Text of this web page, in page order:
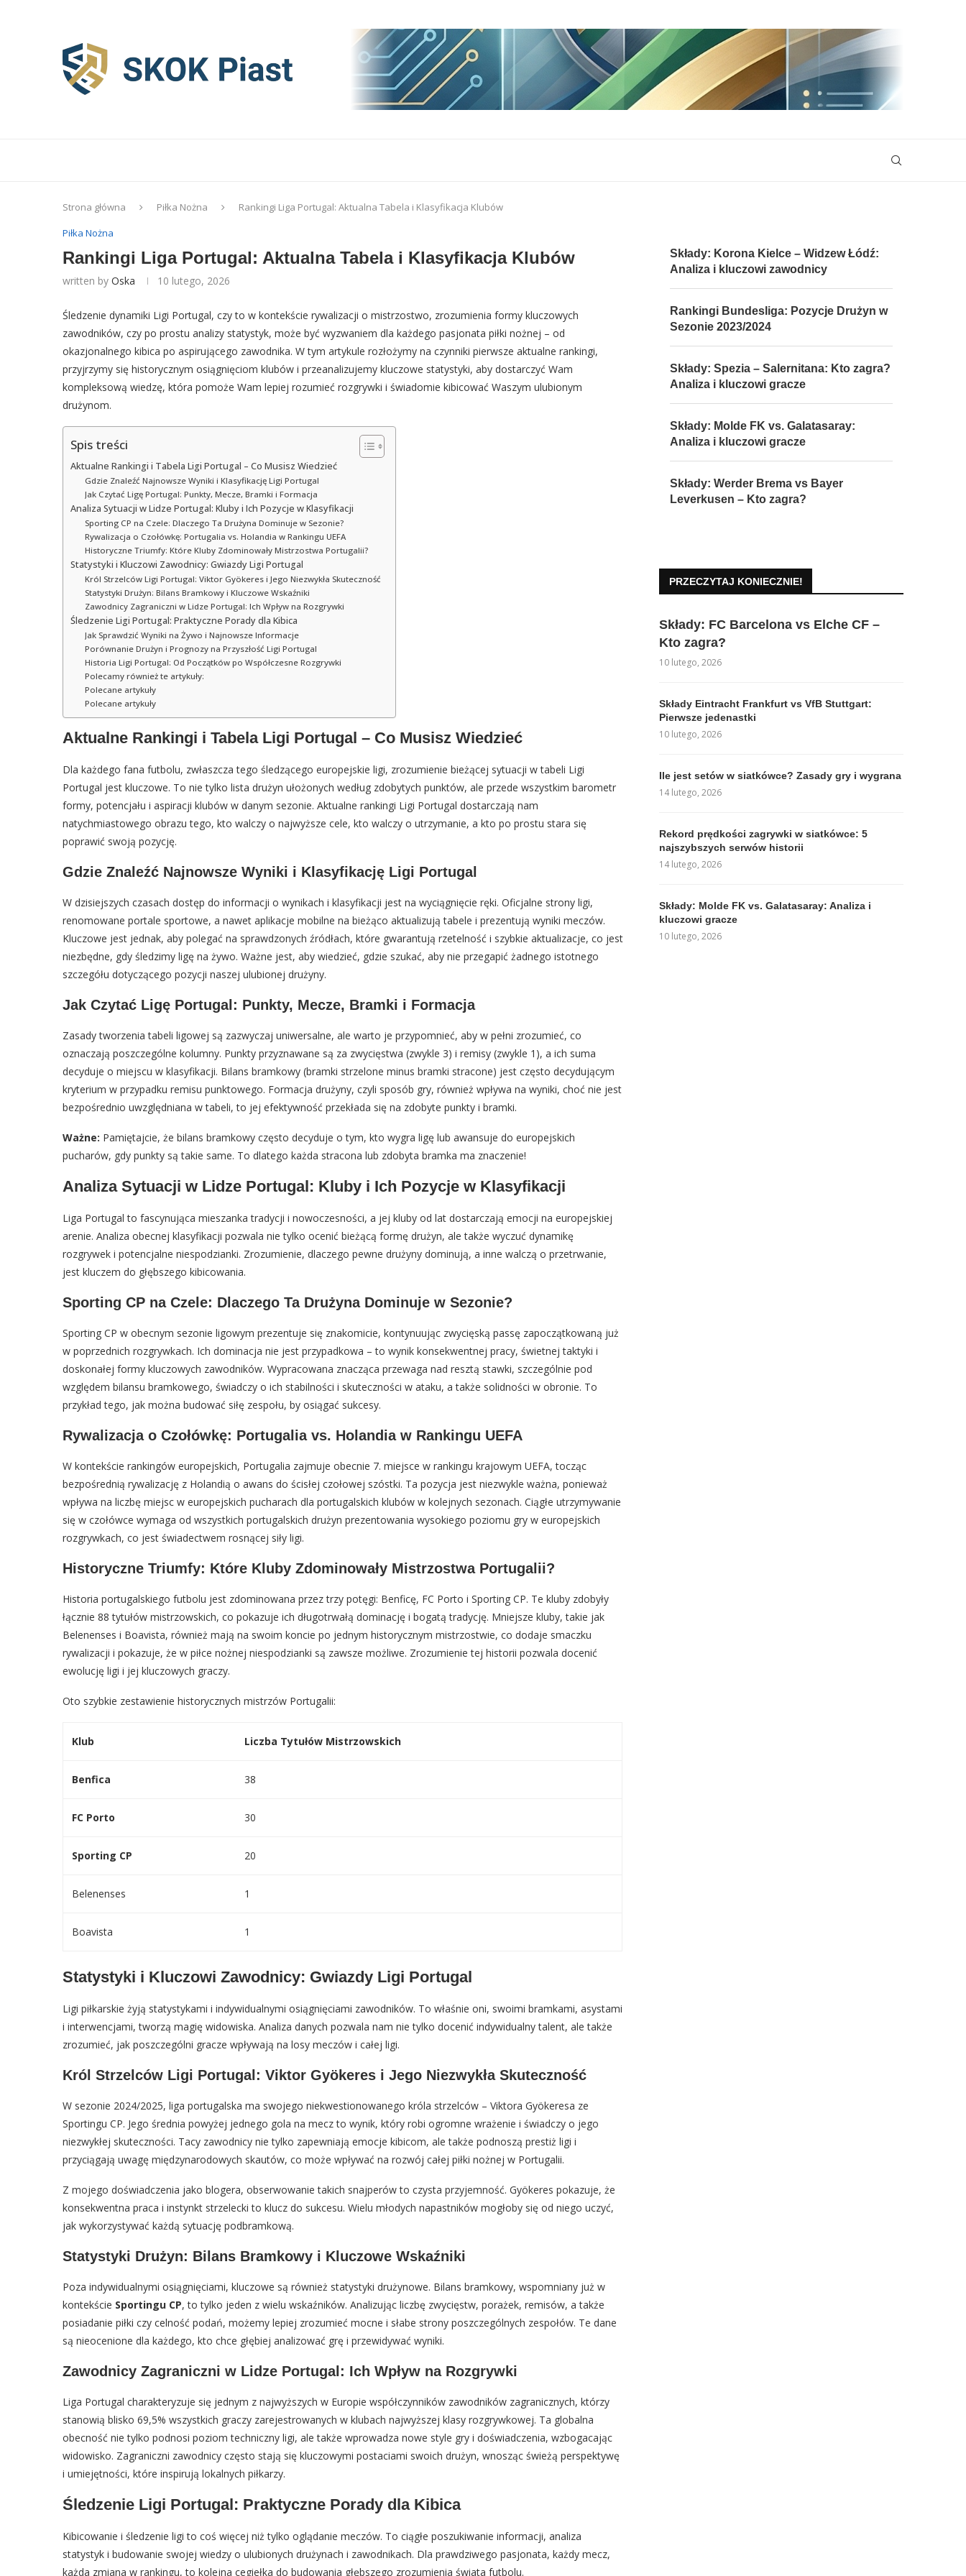
Strona główna Piłka Nożna
Rankingi Liga Portugal: Aktualna Tabela i Klasyfikacja Klubów
Piłka Nożna
Rankingi Liga Portugal: Aktualna Tabela i Klasyfikacja Klubów
written by Oska 10 lutego, 2026
Śledzenie dynamiki Ligi Portugal, czy to w kontekście rywalizacji o mistrzostwo, zrozumienia formy kluczowych
zawodników, czy po prostu analizy statystyk, może być wyzwaniem dla każdego pasjonata piłki nożnej – od
okazjonalnego kibica po aspirującego zawodnika. W tym artykule rozłożymy na czynniki pierwsze aktualne rankingi,
przyjrzymy się historycznym osiągnięciom klubów i przeanalizujemy kluczowe statystyki, aby dostarczyć Wam
kompleksową wiedzę, która pomoże Wam lepiej rozumieć rozgrywki i świadomie kibicować Waszym ulubionym
drużynom.
Spis treści
Aktualne Rankingi i Tabela Ligi Portugal – Co Musisz Wiedzieć
Gdzie Znaleźć Najnowsze Wyniki i Klasyfikację Ligi Portugal
Jak Czytać Ligę Portugal: Punkty, Mecze, Bramki i Formacja
Analiza Sytuacji w Lidze Portugal: Kluby i Ich Pozycje w Klasyfikacji
Sporting CP na Czele: Dlaczego Ta Drużyna Dominuje w Sezonie?
Rywalizacja o Czołówkę: Portugalia vs. Holandia w Rankingu UEFA
Historyczne Triumfy: Które Kluby Zdominowały Mistrzostwa Portugalii?
Statystyki i Kluczowi Zawodnicy: Gwiazdy Ligi Portugal
Król Strzelców Ligi Portugal: Viktor Gyökeres i Jego Niezwykła Skuteczność
Statystyki Drużyn: Bilans Bramkowy i Kluczowe Wskaźniki
Zawodnicy Zagraniczni w Lidze Portugal: Ich Wpływ na Rozgrywki
Śledzenie Ligi Portugal: Praktyczne Porady dla Kibica
Jak Sprawdzić Wyniki na Żywo i Najnowsze Informacje
Porównanie Drużyn i Prognozy na Przyszłość Ligi Portugal
Historia Ligi Portugal: Od Początków po Współczesne Rozgrywki
Polecamy również te artykuły:
Polecane artykuły
Polecane artykuły
Aktualne Rankingi i Tabela Ligi Portugal – Co Musisz Wiedzieć
Dla każdego fana futbolu, zwłaszcza tego śledzącego europejskie ligi, zrozumienie bieżącej sytuacji w tabeli Ligi
Portugal jest kluczowe. To nie tylko lista drużyn ułożonych według zdobytych punktów, ale przede wszystkim barometr
formy, potencjału i aspiracji klubów w danym sezonie. Aktualne rankingi Ligi Portugal dostarczają nam
natychmiastowego obrazu tego, kto walczy o najwyższe cele, kto walczy o utrzymanie, a kto po prostu stara się
poprawić swoją pozycję.
Gdzie Znaleźć Najnowsze Wyniki i Klasyfikację Ligi Portugal
W dzisiejszych czasach dostęp do informacji o wynikach i klasyfikacji jest na wyciągnięcie ręki. Oficjalne strony ligi,
renomowane portale sportowe, a nawet aplikacje mobilne na bieżąco aktualizują tabele i prezentują wyniki meczów.
Kluczowe jest jednak, aby polegać na sprawdzonych źródłach, które gwarantują rzetelność i szybkie aktualizacje, co jest
niezbędne, gdy śledzimy ligę na żywo. Ważne jest, aby wiedzieć, gdzie szukać, aby nie przegapić żadnego istotnego
szczegółu dotyczącego pozycji naszej ulubionej drużyny.
Jak Czytać Ligę Portugal: Punkty, Mecze, Bramki i Formacja
Zasady tworzenia tabeli ligowej są zazwyczaj uniwersalne, ale warto je przypomnieć, aby w pełni zrozumieć, co
oznaczają poszczególne kolumny. Punkty przyznawane są za zwycięstwa (zwykle 3) i remisy (zwykle 1), a ich suma
decyduje o miejscu w klasyfikacji. Bilans bramkowy (bramki strzelone minus bramki stracone) jest często decydującym
kryterium w przypadku remisu punktowego. Formacja drużyny, czyli sposób gry, również wpływa na wyniki, choć nie jest
bezpośrednio uwzględniana w tabeli, to jej efektywność przekłada się na zdobyte punkty i bramki.
Ważne: Pamiętajcie, że bilans bramkowy często decyduje o tym, kto wygra ligę lub awansuje do europejskich
pucharów, gdy punkty są takie same. To dlatego każda stracona lub zdobyta bramka ma znaczenie!
Analiza Sytuacji w Lidze Portugal: Kluby i Ich Pozycje w Klasyfikacji
Liga Portugal to fascynująca mieszanka tradycji i nowoczesności, a jej kluby od lat dostarczają emocji na europejskiej
arenie. Analiza obecnej klasyfikacji pozwala nie tylko ocenić bieżącą formę drużyn, ale także wyczuć dynamikę
rozgrywek i potencjalne niespodzianki. Zrozumienie, dlaczego pewne drużyny dominują, a inne walczą o przetrwanie,
jest kluczem do głębszego kibicowania.
Sporting CP na Czele: Dlaczego Ta Drużyna Dominuje w Sezonie?
Sporting CP w obecnym sezonie ligowym prezentuje się znakomicie, kontynuując zwycięską passę zapoczątkowaną już
w poprzednich rozgrywkach. Ich dominacja nie jest przypadkowa – to wynik konsekwentnej pracy, świetnej taktyki i
doskonałej formy kluczowych zawodników. Wypracowana znacząca przewaga nad resztą stawki, szczególnie pod
względem bilansu bramkowego, świadczy o ich stabilności i skuteczności w ataku, a także solidności w obronie. To
przykład tego, jak można budować siłę zespołu, by osiągać sukcesy.
Rywalizacja o Czołówkę: Portugalia vs. Holandia w Rankingu UEFA
W kontekście rankingów europejskich, Portugalia zajmuje obecnie 7. miejsce w rankingu krajowym UEFA, tocząc
bezpośrednią rywalizację z Holandią o awans do ścisłej czołowej szóstki. Ta pozycja jest niezwykle ważna, ponieważ
wpływa na liczbę miejsc w europejskich pucharach dla portugalskich klubów w kolejnych sezonach. Ciągłe utrzymywanie
się w czołówce wymaga od wszystkich portugalskich drużyn prezentowania wysokiego poziomu gry w europejskich
rozgrywkach, co jest świadectwem rosnącej siły ligi.
Historyczne Triumfy: Które Kluby Zdominowały Mistrzostwa Portugalii?
Historia portugalskiego futbolu jest zdominowana przez trzy potęgi: Benficę, FC Porto i Sporting CP. Te kluby zdobyły
łącznie 88 tytułów mistrzowskich, co pokazuje ich długotrwałą dominację i bogatą tradycję. Mniejsze kluby, takie jak
Belenenses i Boavista, również mają na swoim koncie po jednym historycznym mistrzostwie, co dodaje smaczku
rywalizacji i pokazuje, że w piłce nożnej niespodzianki są zawsze możliwe. Zrozumienie tej historii pozwala docenić
ewolucję ligi i jej kluczowych graczy.
Oto szybkie zestawienie historycznych mistrzów Portugalii:
Klub Liczba Tytułów Mistrzowskich
Benfica 38
FC Porto 30
Sporting CP 20
Belenenses 1
Boavista 1
Statystyki i Kluczowi Zawodnicy: Gwiazdy Ligi Portugal
Ligi piłkarskie żyją statystykami i indywidualnymi osiągnięciami zawodników. To właśnie oni, swoimi bramkami, asystami
i interwencjami, tworzą magię widowiska. Analiza danych pozwala nam nie tylko docenić indywidualny talent, ale także
zrozumieć, jak poszczególni gracze wpływają na losy meczów i całej ligi.
Król Strzelców Ligi Portugal: Viktor Gyökeres i Jego Niezwykła Skuteczność
W sezonie 2024/2025, liga portugalska ma swojego niekwestionowanego króla strzelców – Viktora Gyökeresa ze
Sportingu CP. Jego średnia powyżej jednego gola na mecz to wynik, który robi ogromne wrażenie i świadczy o jego
niezwykłej skuteczności. Tacy zawodnicy nie tylko zapewniają emocje kibicom, ale także podnoszą prestiż ligi i
przyciągają uwagę międzynarodowych skautów, co może wpływać na rozwój całej piłki nożnej w Portugalii.
Z mojego doświadczenia jako blogera, obserwowanie takich snajperów to czysta przyjemność. Gyökeres pokazuje, że
konsekwentna praca i instynkt strzelecki to klucz do sukcesu. Wielu młodych napastników mogłoby się od niego uczyć,
jak wykorzystywać każdą sytuację podbramkową.
Statystyki Drużyn: Bilans Bramkowy i Kluczowe Wskaźniki
Poza indywidualnymi osiągnięciami, kluczowe są również statystyki drużynowe. Bilans bramkowy, wspomniany już w
kontekście Sportingu CP, to tylko jeden z wielu wskaźników. Analizując liczbę zwycięstw, porażek, remisów, a także
posiadanie piłki czy celność podań, możemy lepiej zrozumieć mocne i słabe strony poszczególnych zespołów. Te dane
są nieocenione dla każdego, kto chce głębiej analizować grę i przewidywać wyniki.
Zawodnicy Zagraniczni w Lidze Portugal: Ich Wpływ na Rozgrywki
Liga Portugal charakteryzuje się jednym z najwyższych w Europie współczynników zawodników zagranicznych, którzy
stanowią blisko 69,5% wszystkich graczy zarejestrowanych w klubach najwyższej klasy rozgrywkowej. Ta globalna
obecność nie tylko podnosi poziom techniczny ligi, ale także wprowadza nowe style gry i doświadczenia, wzbogacając
widowisko. Zagraniczni zawodnicy często stają się kluczowymi postaciami swoich drużyn, wnosząc świeżą perspektywę
i umiejętności, które inspirują lokalnych piłkarzy.
Śledzenie Ligi Portugal: Praktyczne Porady dla Kibica
Kibicowanie i śledzenie ligi to coś więcej niż tylko oglądanie meczów. To ciągłe poszukiwanie informacji, analiza
statystyk i budowanie swojej wiedzy o ulubionych drużynach i zawodnikach. Dla prawdziwego pasjonata, każdy mecz,
każda zmiana w rankingu, to kolejna cegiełka do budowania głębszego zrozumienia świata futbolu.
Składy: Korona Kielce – Widzew Łódź:
Analiza i kluczowi zawodnicy
Rankingi Bundesliga: Pozycje Drużyn w
Sezonie 2023/2024
Składy: Spezia – Salernitana: Kto zagra?
Analiza i kluczowi gracze
Składy: Molde FK vs. Galatasaray:
Analiza i kluczowi gracze
Składy: Werder Brema vs Bayer
Leverkusen – Kto zagra?
PRZECZYTAJ KONIECZNIE!
Składy: FC Barcelona vs Elche CF –
Kto zagra?
10 lutego, 2026
Składy Eintracht Frankfurt vs VfB Stuttgart:
Pierwsze jedenastki
10 lutego, 2026
Ile jest setów w siatkówce? Zasady gry i wygrana
14 lutego, 2026
Rekord prędkości zagrywki w siatkówce: 5
najszybszych serwów historii
14 lutego, 2026
Składy: Molde FK vs. Galatasaray: Analiza i
kluczowi gracze
10 lutego, 2026